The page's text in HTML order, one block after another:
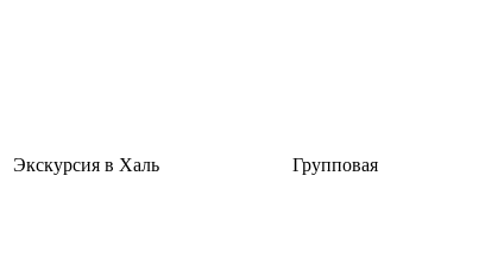
Экскурсия в Халь Групповая